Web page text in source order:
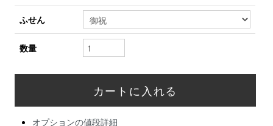
ふせん
数量
オプションの値段詳細